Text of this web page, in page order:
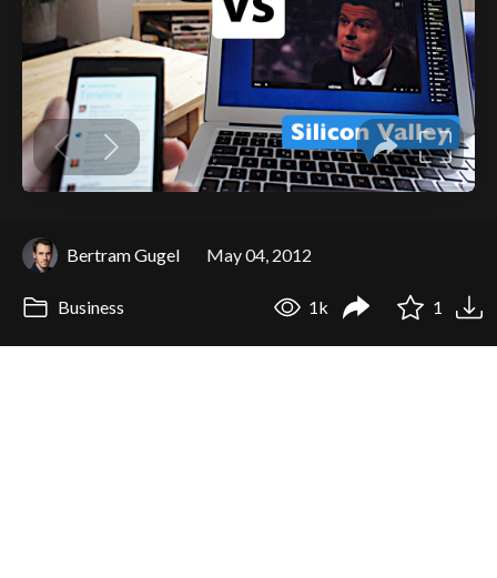
Bertram Gugel May 04, 2012
Business 1k 1